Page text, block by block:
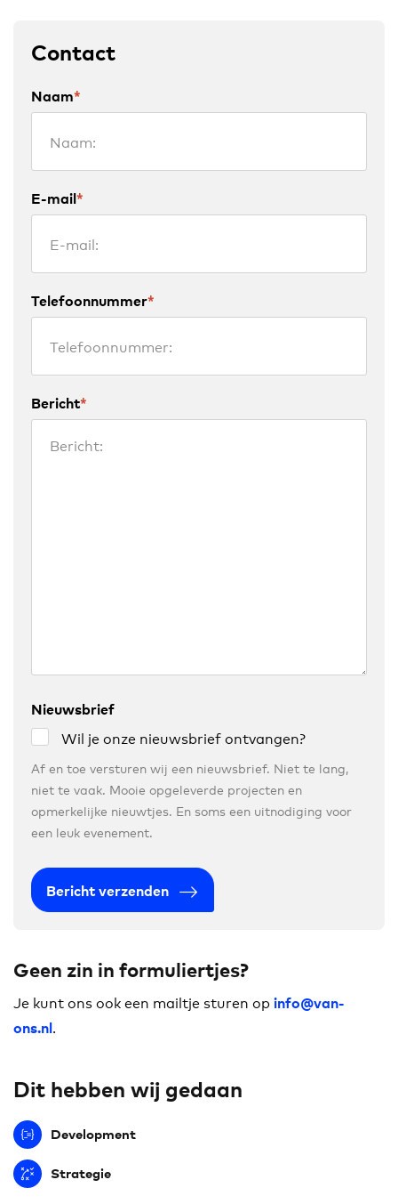
Contact
Naam*
E-mail*
Telefoonnummer*
Bericht*
Nieuwsbrief
Wil je onze nieuwsbrief ontvangen?
Af en toe versturen wij een nieuwsbrief. Niet te lang,
niet te vaak. Mooie opgeleverde projecten en
opmerkelijke nieuwtjes. En soms een uitnodiging voor
een leuk evenement.
Bericht verzenden
Geen zin in formuliertjes?
Je kunt ons ook een mailtje sturen op info@van-
ons.nl.
Dit hebben wij gedaan
Development
Strategie